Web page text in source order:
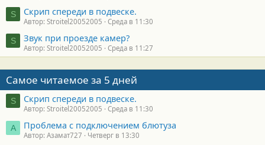
S Скрип спереди в подвеске.
Автор: Stroitel20052005 Среда в 11:30
S Звук при проезде камер?
Автор: Stroitel20052005 Среда в 11:27
Самое читаемое за 5 дней
S Скрип спереди в подвеске.
Автор: Stroitel20052005 Среда в 11:30
А Проблема с подключением блютуза
Автор: Азамат727 Четверг в 13:30